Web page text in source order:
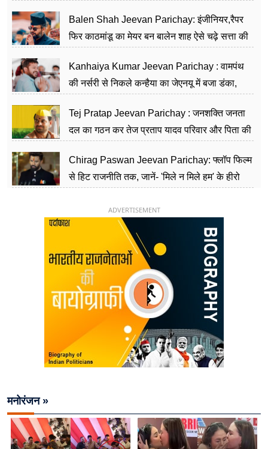
Balen Shah Jeevan Parichay: इंजीनियर,रैपर
फिर काठमांडू का मेयर बन बालेन शाह ऐसे चढ़े सत्ता की
Kanhaiya Kumar Jeevan Parichay : वामपंथ
की नर्सरी से निकले कन्हैया का जेएनयू में बजा डंका,
Tej Pratap Jeevan Parichay : जनशक्ति जनता
दल का गठन कर तेज प्रताप यादव परिवार और पिता की
Chirag Paswan Jeevan Parichay: फ्लॉप फिल्म
से हिट राजनीति तक, जानें- 'मिले न मिले हम' के हीरो
ADVERTISEMENT
मनोरंजन »